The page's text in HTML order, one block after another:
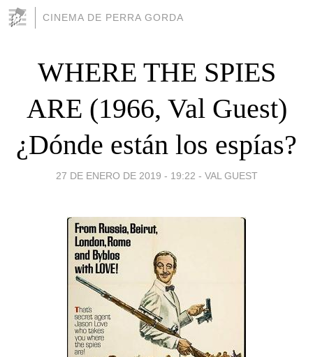
CINEMA DE PERRA GORDA
WHERE THE SPIES
ARE (1966, Val Guest)
¿Dónde están los espías?
27 DE ENERO DE 2019 - 19:22 - VAL GUEST